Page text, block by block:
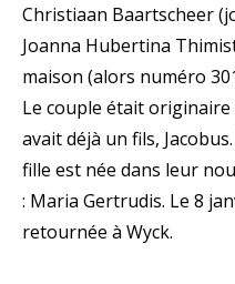
Christiaan Baartscheer
Joanna Hubertina
maison (alors numéro
Le couple était
avait déjà un fils,
fille est née dans leur
: Maria Gertrudis. Le 8
retournée à Wyck.